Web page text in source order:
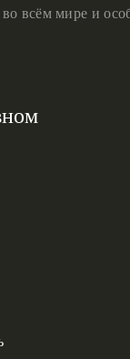
всём мире и